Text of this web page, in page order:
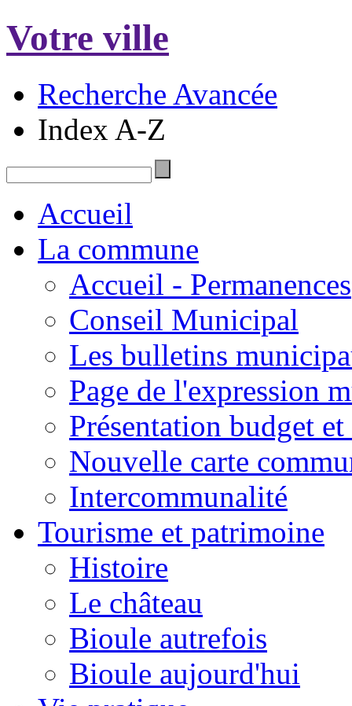
Votre ville
Recherche Avancée
Index A-Z
Accueil
La commune
Accueil - Permanences
Conseil Municipal
Les bulletins
Page de l'expression
Présentation budget
Nouvelle carte
Intercommunalité
Tourisme et patrimoine
Histoire
Le château
Bioule autrefois
Bioule aujourd'hui